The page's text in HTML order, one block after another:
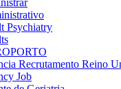
Psychiatry
Recrutamento Reino
Job